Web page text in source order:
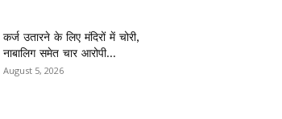
कर्ज उतारने के लिए मंदिरों में चोरी,
नाबालिग समेत चार आरोपी...
August 5, 2026